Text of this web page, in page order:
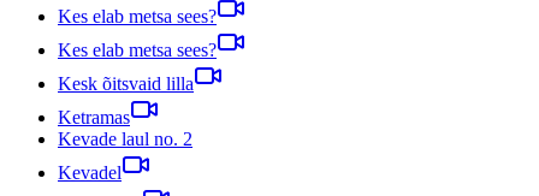
Kes elab metsa sees?
Kes elab metsa sees?
Kesk õitsvaid lilla
Ketramas
Kevade laul no. 2
Kevadel